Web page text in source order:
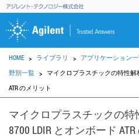
HOME ライブラリ アプリケーション
野別一覧
マイクロプラスチックの特性解
ATR のメリット
マイクロプラスチックの特
8700 LDIR とオンボード